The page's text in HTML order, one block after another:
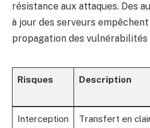
résistance aux attaques. Des
à jour des serveurs
propagation des vulnérabilités
Risques Description
Interception
Transfert en